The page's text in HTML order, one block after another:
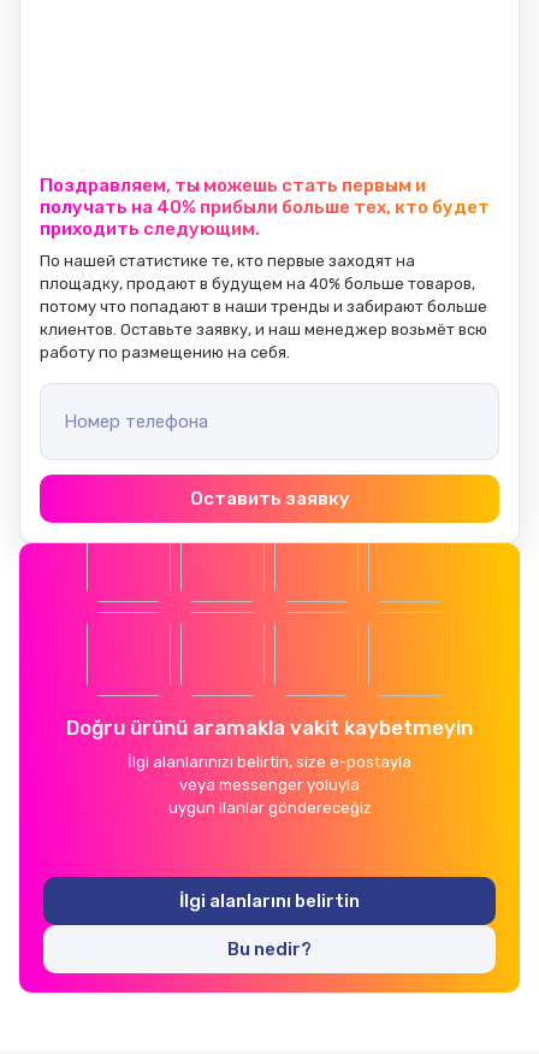
Поздравляем, ты можешь стать первым и
получать на 40% прибыли больше тех, кто будет
приходить следующим.
По нашей статистике те, кто первые заходят на
площадку, продают в будущем на 40% больше товаров,
потому что попадают в наши тренды и забирают больше
клиентов. Оставьте заявку, и наш менеджер возьмёт всю
работу по размещению на себя.
Номер телефона
Оставить заявку
Doğru ürünü aramakla vakit kaybetmeyin
İlgi alanlarınızı belirtin, size e-postayla
veya messenger yoluyla
uygun ilanlar göndereceğiz
İlgi alanlarını belirtin
Bu nedir?